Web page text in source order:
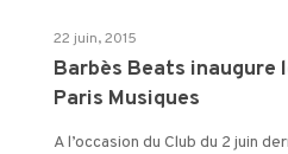
inaugure
Label
Paris
22 juin, 2015
Barbès Beats inaugure
Paris Musiques
A l’occasion du Club du 2 juin